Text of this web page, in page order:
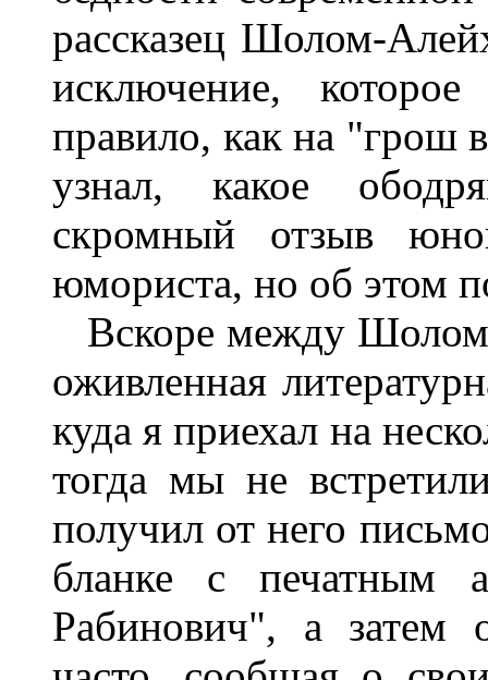
рассказец Шолом-
исключение,
правило, как на "грош
узнал, какое
скромный отзыв
юмориста, но об этом
Вскоре между
оживленная
куда я приехал на
тогда мы не
получил от него
бланке с печатным
Рабинович", а затем